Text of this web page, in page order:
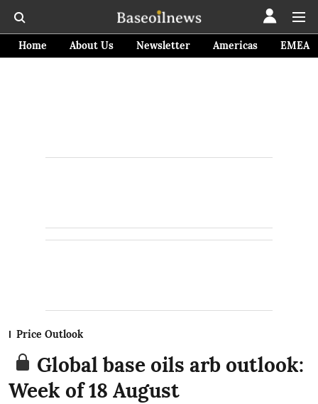
Home About Us Newsletter Americas EMEA
Price Outlook
Global base oils arb outlook:
Week of 18 August